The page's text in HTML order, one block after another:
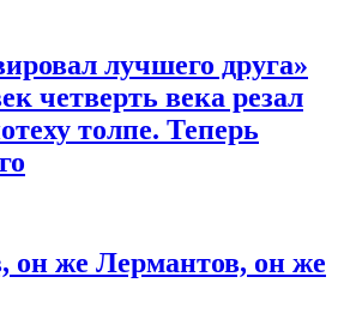
лучшего друга»
четверть века резал
толпе. Теперь
он же Лермантов, он же